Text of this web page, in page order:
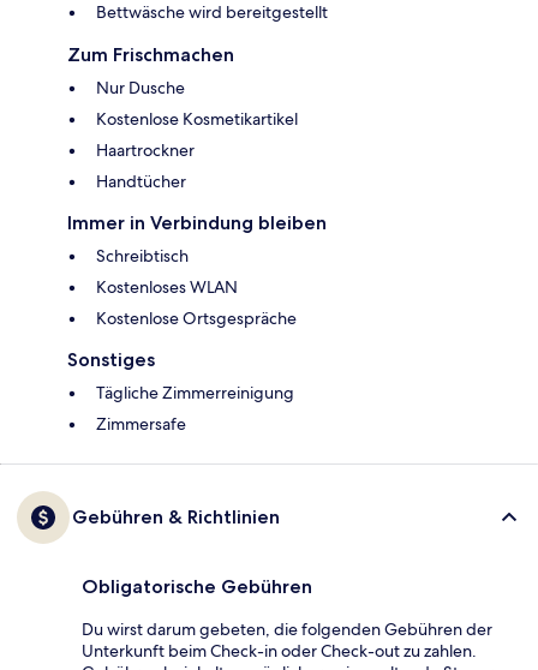
Bettwäsche wird bereitgestellt
Zum Frischmachen
Nur Dusche
Kostenlose Kosmetikartikel
Haartrockner
Handtücher
Immer in Verbindung bleiben
Schreibtisch
Kostenloses WLAN
Kostenlose Ortsgespräche
Sonstiges
Tägliche Zimmerreinigung
Zimmersafe
Gebühren & Richtlinien
Obligatorische Gebühren
Du wirst darum gebeten, die folgenden Gebühren der
Unterkunft beim Check-in oder Check-out zu zahlen.